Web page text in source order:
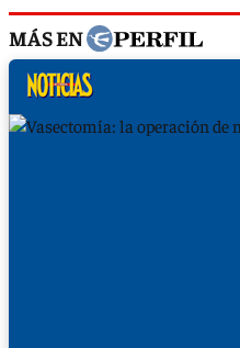
MÁS EN